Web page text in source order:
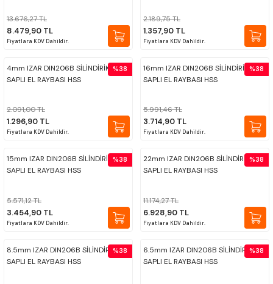
13.676,27 TL
8.479,90 TL
Fiyatlara KDV Dahildir.
2.189,75 TL
1.357,90 TL
Fiyatlara KDV Dahildir.
%38
4mm IZAR DIN206B SİLİNDİRİK
SAPLI EL RAYBASI HSS
2.091,00 TL
1.296,90 TL
Fiyatlara KDV Dahildir.
%38
16mm IZAR DIN206B SİLİNDİRİK
SAPLI EL RAYBASI HSS
5.991,46 TL
3.714,90 TL
Fiyatlara KDV Dahildir.
%38
15mm IZAR DIN206B SİLİNDİRİK
SAPLI EL RAYBASI HSS
5.571,12 TL
3.454,90 TL
Fiyatlara KDV Dahildir.
%38
22mm IZAR DIN206B SİLİNDİRİK
SAPLI EL RAYBASI HSS
11.174,27 TL
6.928,90 TL
Fiyatlara KDV Dahildir.
%38
8.5mm IZAR DIN206B SİLİNDİRİK
SAPLI EL RAYBASI HSS
%38
6.5mm IZAR DIN206B SİLİNDİRİK
SAPLI EL RAYBASI HSS